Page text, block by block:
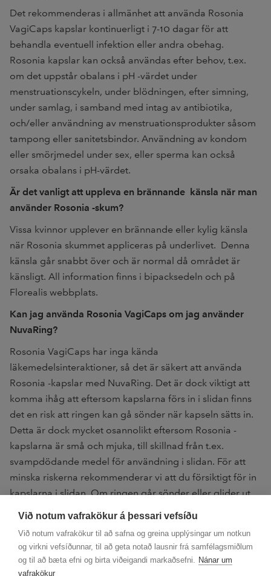
Við notum vafrakökur á þessari vefsíðu
Við notum vafrakökur til að safna og greina upplýsingar um notkun
og virkni vefsíðunnar, til að geta notað lausnir frá samfélagsmiðlum
og til að bæta efni og birta viðeigandi markaðsefni. Nánar um
vafrakökur
Det rekommenderas i allmänhet att använda Rosonia
VagiCaps kapslar kontinuerligt i 7-10 dagar för att
behandla eventuell infektion eller andra obehag.
Rosonia kapslar kan också användas efter behov, t.ex.
om det uppstår obalans i pH -värdet under
menstruationscykeln, under blödningen, efter simning,
under samlag, i samband med intag av antibiotika,
och/eller användning av menstruationsprodukter såsom
tampong eller sanitetsbindor. Användning av kondom
eller smörjmedel under sex, eller sperma kan också
orsaka obalans i pH-värdet.
Är det vanligt att uppleva en brännande känsla när man
använder Rosonia -skum?
Vissa kvinnor upplever en brännande eller kylig känsla
när Rosonia skummet appliceras på underlivet. Denna
känsla går snabbt över och är normal då området är
känsligt. All information finns i bipacksedeln och på
Florealis webbplats.
Kan jag använda Rosonia VagiCaps om jag använder
NuvaRing?
Rosonia VagiCaps har inga kända
läkemedelsinteraktioner, så det är säkert att använda
Rosonia -kapslar med NuvaRing. Det är dock viktigt att
komma ihåg att eftersom kapslarna förs in i slidan finns
det en risk att ringen kan gå sönder när kapseln sätts in.
Detta är dock mycket osannolikt eftersom Rosonia -
kapslarna är små och mjuka, till skillnad från t.ex.
svampdödande medel för användning i slidan. För att
minska riskerna rekommenderar vi att du försiktigt för in
kapslarna i slidan. Om ringen går sönder eller glider ut
finns det detaljerade instruktioner i NuvaRings
bipacksedel om hur man agerar.